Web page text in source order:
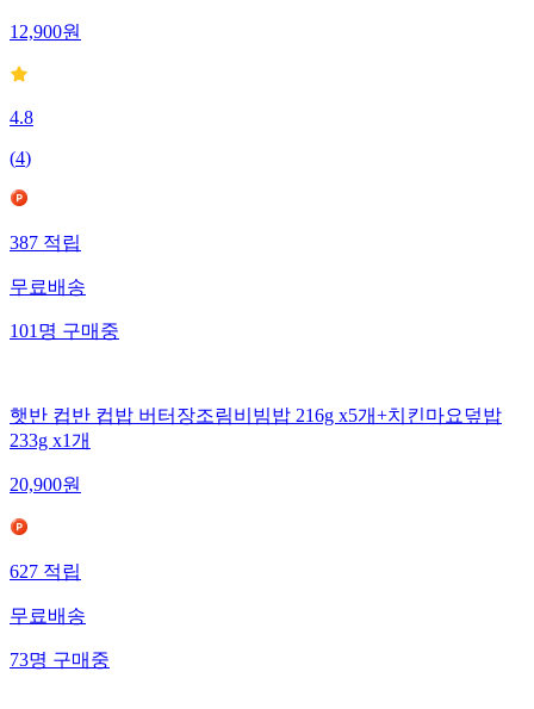
12,900원
4.8
(4)
387 적립
무료배송
101 명 구매중
햇반 컵반 컵밥 버터장조림비빔밥 216g x5개+치킨마요덮밥
233g x1개
20,900원
627 적립
무료배송
73명 구매중